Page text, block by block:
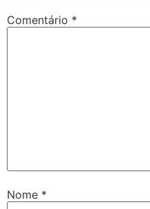
Comentário *
Nome *